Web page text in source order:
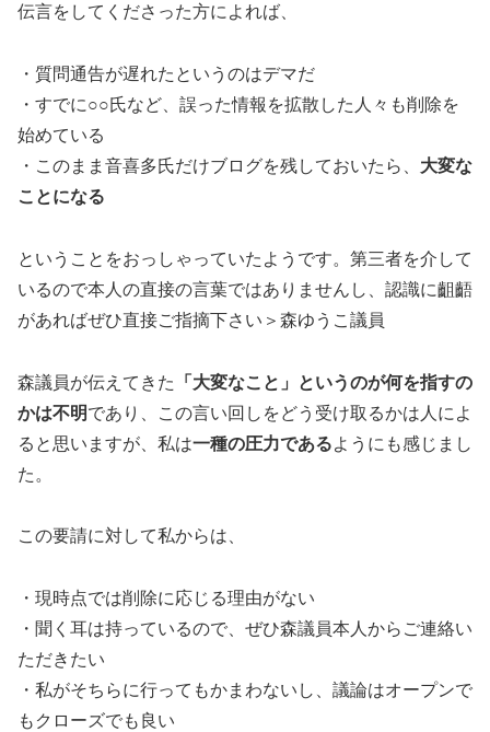
伝言をしてくださった方によれば、
・質問通告が遅れたというのはデマだ
・すでに○○氏など、誤った情報を拡散した人々も削除を
始めている
・このまま音喜多氏だけブログを残しておいたら、 大変な
ことになる
ということをおっしゃっていたようです。第三者を介して
いるので本人の直接の言葉ではありませんし、認識に齟齬
があればぜひ直接ご指摘下さい＞森ゆうこ議員
森議員が伝えてきた
「大変なこと」というのが何を指すの
かは不明であり、この言い回しをどう受け取るかは人によ
ると思いますが、私は一種の圧力であるようにも感じまし
た。
この要請に対して私からは、
・現時点では削除に応じる理由がない
・聞く耳は持っているので、ぜひ森議員本人からご連絡い
ただきたい
・私がそちらに行ってもかまわないし、議論はオープンで
もクローズでも良い